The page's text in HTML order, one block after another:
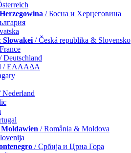
/ Босна и Херцеговина
Slowakei/ Česká republika & Slovensko
/ Deutschland
/ ΕΛΛΑΔΑ
Nederland
/ România & Moldova
/ Србија и Црна Гора